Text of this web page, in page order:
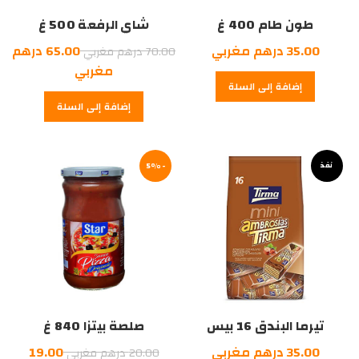
طون طام 400 غ
35.00درهم مغربي
إضافة إلى السلة
شاي الرفعة 500 غ
70.00درهم مغربيالسعر
الأصلي
هو:
70.00
65.00 درهم
مغربي
الحالي
هو:
مغربي.
إضافة إلى السلة
نفذ
تيرما البندق 16 بيس
35.00درهم مغربي
-5%
صلصة بيتزا 840 غ
20.00درهم مغربيالسعر
19.00